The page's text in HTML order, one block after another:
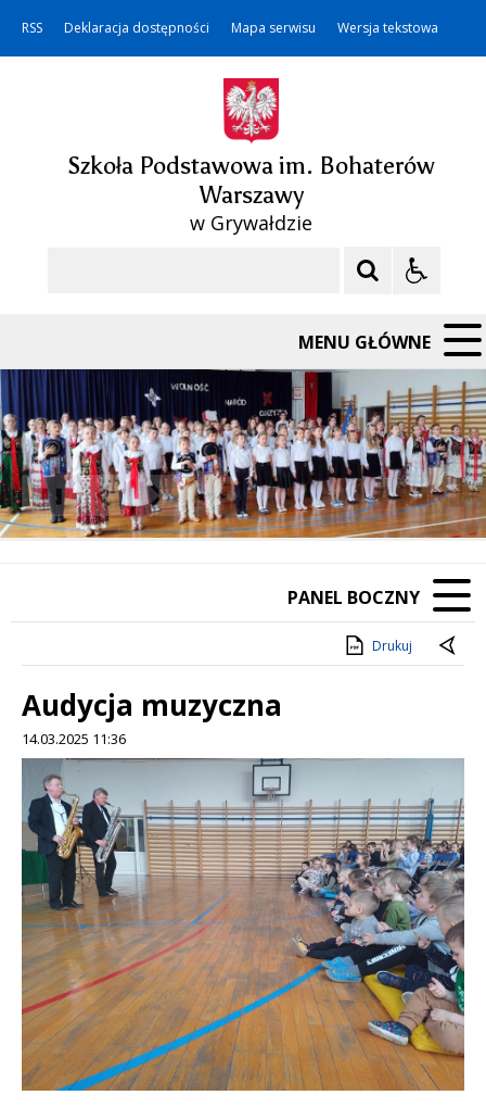
RSS Deklaracja dostępności Mapa serwisu Wersja tekstowa
Szkoła Podstawowa im. Bohaterów
Warszawy
w Grywałdzie
MENU GŁÓWNE
Poprzedni Element
Następny Element
❚❚
PANEL BOCZNY
Drukuj
Audycja muzyczna
14.03.2025 11:36